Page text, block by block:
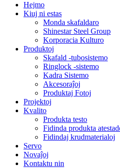
Hejmo
Kiuj ni estas
Monda skafaldaro
Shinestar Steel Group
Korporacia Kulturo
Produktoj
Skafald -tubosistemo
Ringlock -sistemo
Kadra Sistemo
Akcesoraĵoj
Produktaj Fotoj
Projektoj
Kvalito
Produkta testo
Fidinda produkta
Fidindaj krudmaterialoj
Servo
Novaĵoj
Kontaktu nin